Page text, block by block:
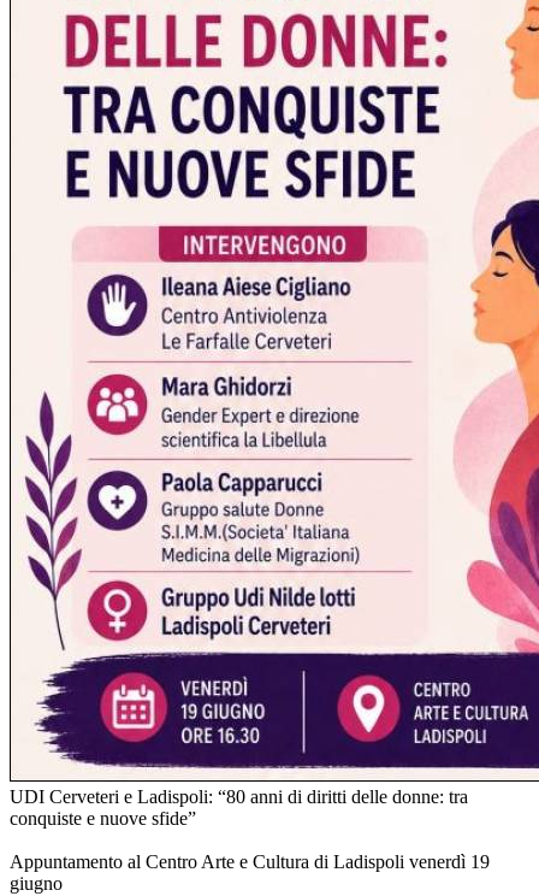
UDI Cerveteri e Ladispoli: “80 anni di diritti delle donne: tra
conquiste e nuove sfide”
Appuntamento al Centro Arte e Cultura di Ladispoli venerdì 19
giugno